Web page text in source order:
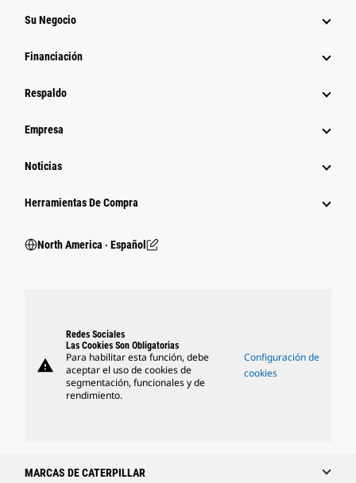
Su Negocio
Financiación
Respaldo
Empresa
Noticias
Herramientas De Compra
North America ‧ Español
warning
Redes Sociales
Las Cookies Son Obligatorias
Para habilitar esta función, debe
aceptar el uso de cookies de
segmentación, funcionales y de
rendimiento.
Configuración de
cookies
MARCAS DE CATERPILLAR